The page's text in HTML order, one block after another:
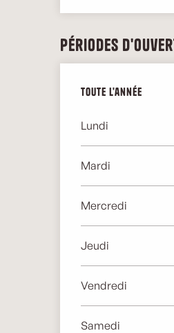
Périodes
Toute l'année
Toute l'année
Lundi
Mardi
Mercredi
Jeudi
Vendredi
Samedi